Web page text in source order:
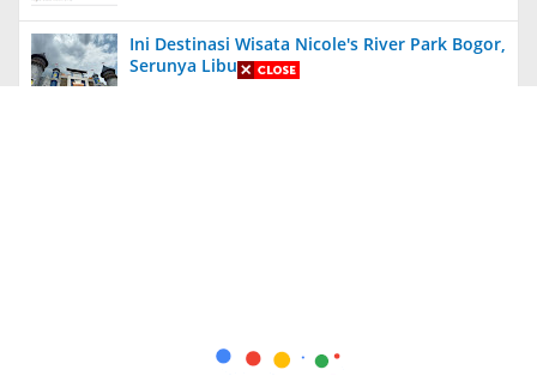
Ini Destinasi Wisata Nicole's River Park Bogor,
Serunya Liburan